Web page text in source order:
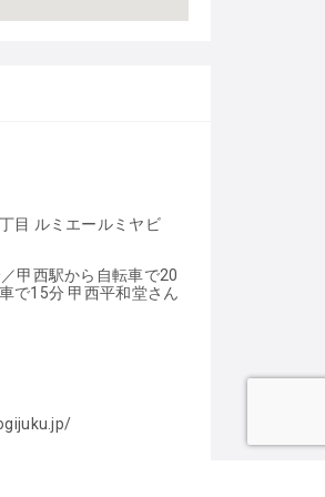
目 ルミエールミヤビ
甲西駅から自転車で20
で15分 甲西平和堂さん